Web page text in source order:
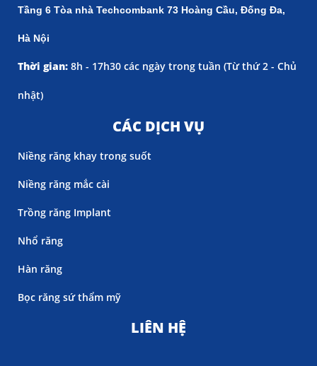
Tầng 6 Tòa nhà Techcombank 73 Hoàng Cầu, Đống Đa,
Hà Nội
Thời gian: 8h - 17h30 các ngày trong tuần (Từ thứ 2 - Chủ
nhật)
CÁC DỊCH VỤ
Niềng răng khay trong suốt
Niềng răng mắc cài
Trồng răng Implant
Nhổ răng
Hàn răng
Bọc răng sứ thẩm mỹ
LIÊN HỆ